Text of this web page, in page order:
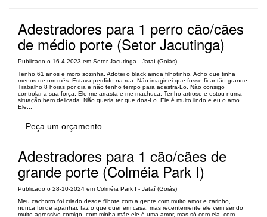
Adestradores para 1 perro cão/cães
de médio porte (Setor Jacutinga)
Publicado o 16-4-2023 em Setor Jacutinga - Jataí (Goiás)
Tenho 61 anos e moro sozinha. Adotei o black ainda filhotinho. Acho que tinha
menos de um mês. Estava perdido na rua. Não imaginei que fosse ficar tão grande.
Trabalho 8 horas por dia e não tenho tempo para adestra-Lo. Não consigo
controlar a sua força. Ele me arrasta e me machuca. Tenho artrose e estou numa
situação bem delicada. Não queria ter que doa-Lo. Ele é muito lindo e eu o amo.
Ele...
Peça um orçamento
Adestradores para 1 cão/cães de
grande porte (Colméia Park I)
Publicado o 28-10-2024 em Colméia Park I - Jataí (Goiás)
Meu cachorro foi criado desde filhote com a gente com muito amor e carinho,
nunca foi de apanhar, faz o que quer em casa, mas recentemente ele vem sendo
muito agressivo comigo, com minha mãe ele é uma amor, mas só com ela, com